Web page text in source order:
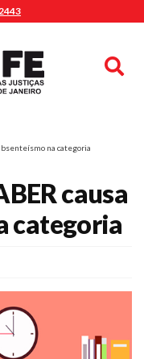
na categoria
causa
categoria